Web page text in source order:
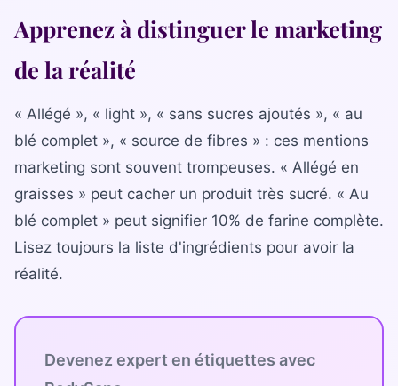
Apprenez à distinguer le marketing
de la réalité
« Allégé », « light », « sans sucres ajoutés », « au
blé complet », « source de fibres » : ces mentions
marketing sont souvent trompeuses. « Allégé en
graisses » peut cacher un produit très sucré. « Au
blé complet » peut signifier 10% de farine complète.
Lisez toujours la liste d'ingrédients pour avoir la
réalité.
Devenez expert en étiquettes avec